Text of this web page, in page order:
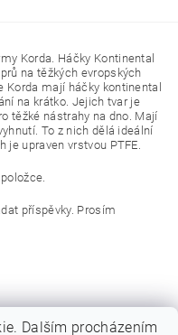
Korda. Háčky Kontinental
na těžkých evropských
Korda mají háčky kontinental
na krátko. Jejich tvar je
těžké nástrahy na dno. Mají
To z nich dělá ideální
je upraven vrstvou PTFE.
příspěvky. Prosím
Dalším procházením